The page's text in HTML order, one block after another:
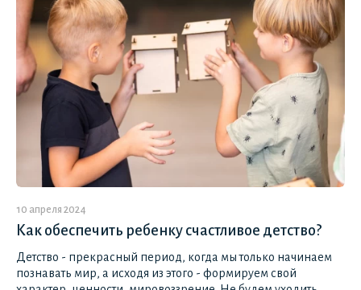
10 апреля 2024
Как обеспечить ребенку счастливое детство?
Детство - прекрасный период, когда мы только начинаем
познавать мир, а исходя из этого - формируем свой